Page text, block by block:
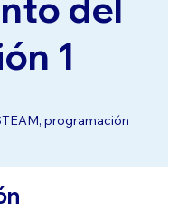
del
1
programación